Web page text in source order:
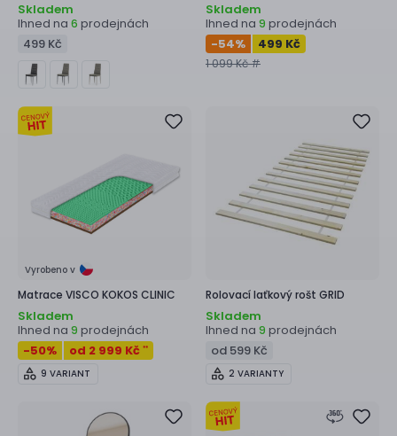
Skladem
Ihned na 6 prodejnách
499 Kč
Skladem
Ihned na 9 prodejnách
-54% 499 Kč
1 099 Kč #
Vyrobeno v
Matrace VISCO KOKOS CLINIC
Skladem
Ihned na 9 prodejnách
-50% od 2 999 Kč **
9 VARIANT
Rolovací laťkový rošt GRID
Skladem
Ihned na 9 prodejnách
od 599 Kč
2 VARIANTY